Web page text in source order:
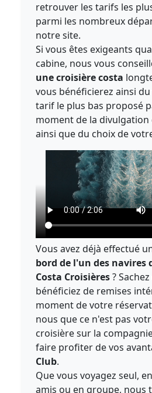
retrouver les tarifs les
parmi les nombreux
notre site.
Si vous êtes exigeants
cabine, nous vous
une croisière costa
vous bénéficierez ainsi
tarif le plus bas proposé
moment de la divulgation
ainsi que du choix de
Vous avez déjà effectué
bord de l'un des navires
Costa Croisières?
bénéficiez de remises
moment de votre
nous que ce n'est pas
croisière sur la
faire profiter de vos
Club.
Que vous voyagez seul,
amis ou en groupe, nous